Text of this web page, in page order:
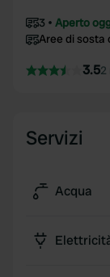
3
Aperto
Aree di sosta
3.52
Servizi
Acqua